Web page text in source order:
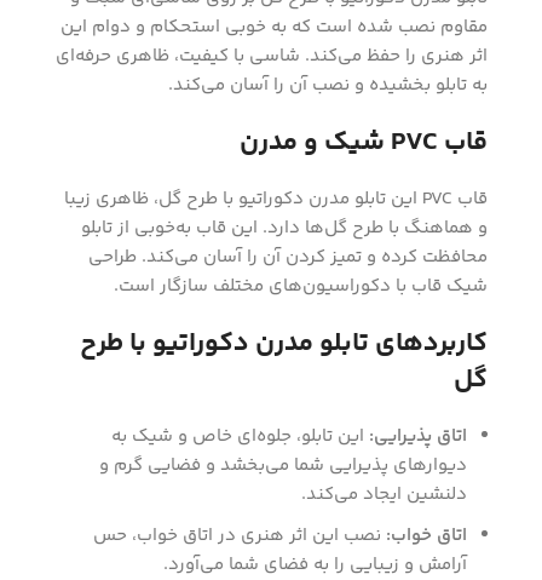
مقاوم نصب شده است که به خوبی استحکام و دوام این
اثر هنری را حفظ می‌کند. شاسی با کیفیت، ظاهری حرفه‌ای
به تابلو بخشیده و نصب آن را آسان می‌کند.
قاب PVC شیک و مدرن
قاب PVC این تابلو مدرن دکوراتیو با طرح گل، ظاهری زیبا
و هماهنگ با طرح گل‌ها دارد. این قاب به‌خوبی از تابلو
محافظت کرده و تمیز کردن آن را آسان می‌کند. طراحی
شیک قاب با دکوراسیون‌های مختلف سازگار است.
کاربردهای تابلو مدرن دکوراتیو با طرح
گل
اتاق پذیرایی: این تابلو، جلوه‌ای خاص و شیک به
دیوارهای پذیرایی شما می‌بخشد و فضایی گرم و
دلنشین ایجاد می‌کند.
اتاق خواب: نصب این اثر هنری در اتاق خواب، حس
آرامش و زیبایی را به فضای شما می‌آورد.